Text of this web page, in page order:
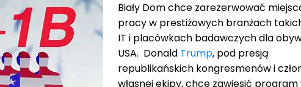
Biały Dom chce zarezerwować
pracy w prestiżowych branżach
IT i placówkach badawczych dla
USA. Donald Trump, pod presją
republikańskich kongresmenów i
własnej ekipy, chce zawiesić program